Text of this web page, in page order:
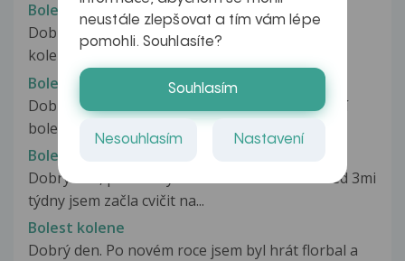
Bolest kolene
Dobrý den, již týden mně trápí bolest v levém
koleni, bolest se vyskytuje při...
Bolest kolene
Dobrý den,je mi 20 a posledních 14 dní mě trápí
bolest kolene.Cítím takový tlak...
Bolest kolene
Dobrý den, prosila bych o radu s kolenem. Před 3mi
týdny jsem začla cvičit na...
Bolest kolene
Dobrý den. Po novém roce jsem byl hrát florbal a
neustále zlepšovat a tím vám lépe
pomohli. Souhlasíte?
Souhlasím
Nesouhlasím Nastavení